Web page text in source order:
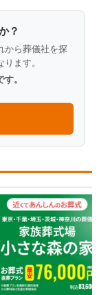
項目毎に良く
ましたか？
ンバーミン
た。満足し
っているのか
除してこちら
説明を行なっ
？
から葬儀社を探
ます。
。